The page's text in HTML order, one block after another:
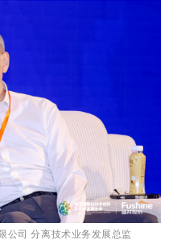
公司 分离技术业务发展总监